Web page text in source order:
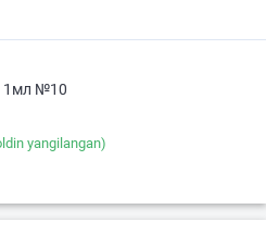
1мл №10
yangilangan)